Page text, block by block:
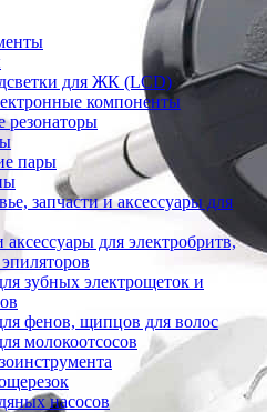
для ЖК (LCD)
компоненты
резонаторы
пары
запчасти и аксессуары для
аксессуары для электробритв,
зубных электрощеток и
фенов, щипцов для волос
молокоотсосов
насосов